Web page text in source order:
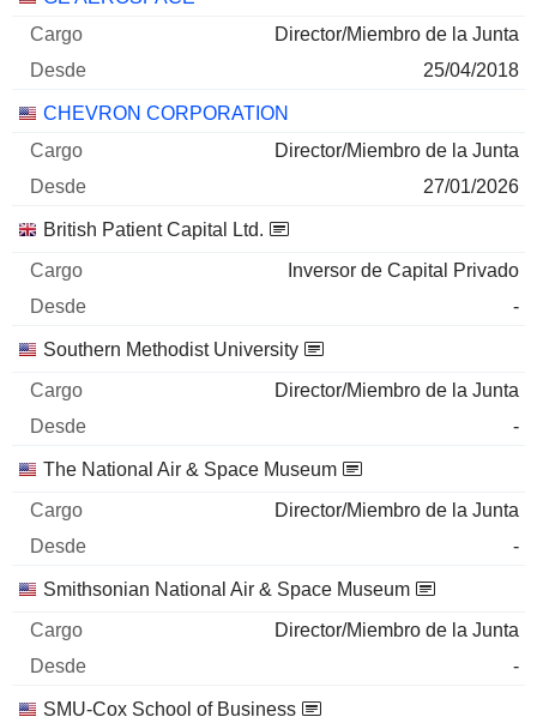
Director/Miembro de la Junta
25/04/2018
CHEVRON CORPORATION
Director/Miembro de la Junta
27/01/2026
British Patient Capital Ltd.
Inversor de Capital Privado
-
Southern Methodist University
Director/Miembro de la Junta
-
The National Air & Space Museum
Director/Miembro de la Junta
-
Smithsonian National Air & Space Museum
Director/Miembro de la Junta
-
SMU-Cox School of Business